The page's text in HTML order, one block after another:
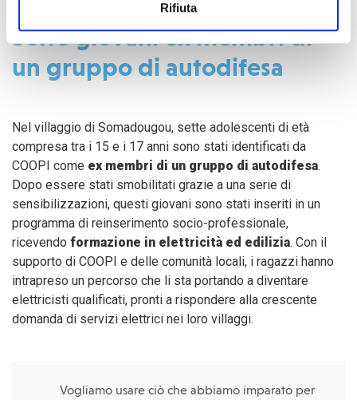
Rifiuta
Sette giovani ex membri di
un gruppo di autodifesa
Nel villaggio di Somadougou, sette adolescenti di età
compresa tra i 15 e i 17 anni sono stati identificati da
COOPI come ex membri di un gruppo di autodifesa.
Dopo essere stati smobilitati grazie a una serie di
sensibilizzazioni, questi giovani sono stati inseriti in un
programma di reinserimento socio-professionale,
ricevendo formazione in elettricità ed edilizia. Con il
supporto di COOPI e delle comunità locali, i ragazzi hanno
intrapreso un percorso che li sta portando a diventare
elettricisti qualificati, pronti a rispondere alla crescente
domanda di servizi elettrici nei loro villaggi.
Vogliamo usare ciò che abbiamo imparato per